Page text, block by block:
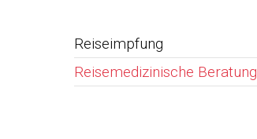
Reiseimpfung
Reisemedizinische Beratung